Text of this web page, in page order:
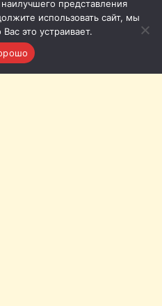
представления
использовать сайт, мы
это устраивает.